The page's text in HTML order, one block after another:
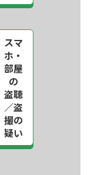
スマ
ホ・
部屋
の
盗聴
／盗
撮の
疑い